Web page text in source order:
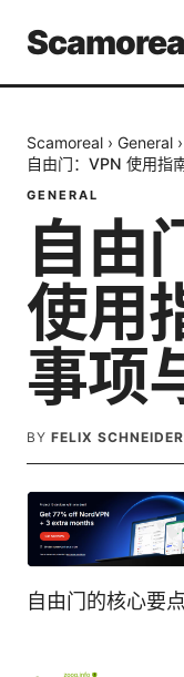
Scamoreal › General ›
自由门：VPN 使用指
GENERAL
自由
使用
事项
BY FELIX SCHNEIDER
自由门的核心要点